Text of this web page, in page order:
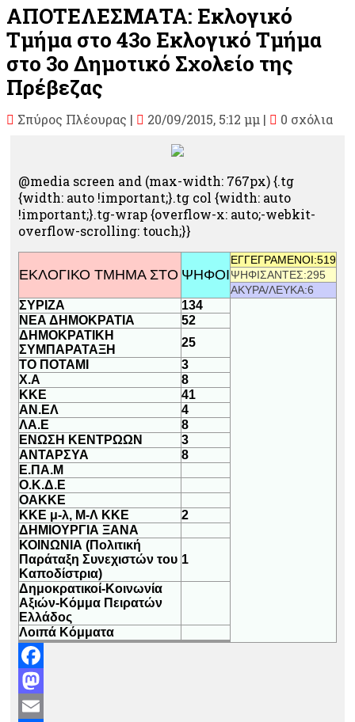
ΑΠΟΤΕΛΕΣΜΑΤΑ: Εκλογικό
Τμήμα στο 43o Εκλογικό Τμήμα
στο 3o Δημοτικό Σχολείο της
Πρέβεζας
Σπύρος Πλέουρας | 20/09/2015, 5:12 μμ | 0 σχόλια
@media screen and (max-width: 767px) {.tg
{width: auto !important;}.tg col {width: auto
!important;}.tg-wrap {overflow-x: auto;-webkit-
overflow-scrolling: touch;}}
ΕΚΛΟΓΙΚΟ ΤΜΗΜΑ ΣΤΟ ΨΗΦΟΙ
ΕΓΓΕΓΡΑΜΕΝΟΙ:519
ΨΗΦΙΣΑΝΤΕΣ:295
ΑΚΥΡΑ/ΛΕΥΚΑ:6
ΣΥΡΙΖΑ
134
ΝΕΑ ΔΗΜΟΚΡΑΤΙΑ
52
ΔΗΜΟΚΡΑΤΙΚΗ
ΣΥΜΠΑΡΑΤΑΞΗ
25
ΤΟ ΠΟΤΑΜΙ
3
Χ.Α
8
ΚΚΕ
41
ΑΝ.ΕΛ
4
ΛΑ.Ε
8
ΕΝΩΣΗ ΚΕΝΤΡΩΩΝ
3
ΑΝΤΑΡΣΥΑ
8
Ε.ΠΑ.Μ
Ο.Κ.Δ.Ε
ΟΑΚΚΕ
ΚΚΕ μ-λ, Μ-Λ ΚΚΕ
2
ΔΗΜΙΟΥΡΓΙΑ ΞΑΝΑ
ΚΟΙΝΩΝΙΑ (Πολιτική
Παράταξη Συνεχιστών του
Καποδίστρια)
1
Δημοκρατικοί-Κοινωνία
Αξιών-Κόμμα Πειρατών
Ελλάδος
Λοιπά Κόμματα
Facebook
Mastodon